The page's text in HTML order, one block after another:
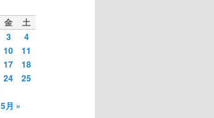
金
土
3
4
10
11
17
18
24
25
5月 »